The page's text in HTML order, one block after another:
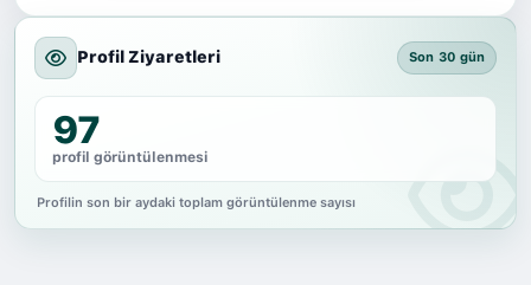
Profil Ziyaretleri Son 30 gün
97
profil görüntülenmesi
Profilin son bir aydaki toplam görüntülenme sayısı